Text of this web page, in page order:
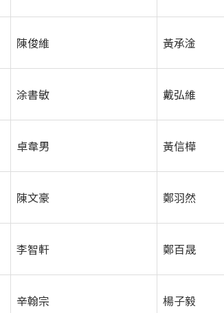
陳俊維 黃承淦
涂書敏 戴弘維
卓韋男 黃信樺
陳文豪 鄭羽然
李智軒 鄭百晟
辛翰宗 楊子毅